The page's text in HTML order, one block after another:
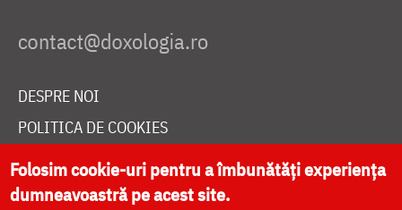
DESPRE NOI
POLITICA DE COOKIES
DONEAZĂ ONLINE PENTRU CATEDRALA NAȚIONALĂ
Folosim cookie-uri pentru a îmbunătăți experiența
dumneavoastră pe acest site.